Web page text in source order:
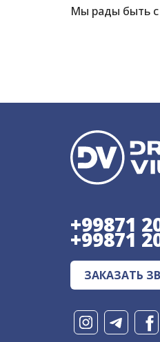
Мы рады быть с
+99871
+99871
ЗАКАЗАТЬ